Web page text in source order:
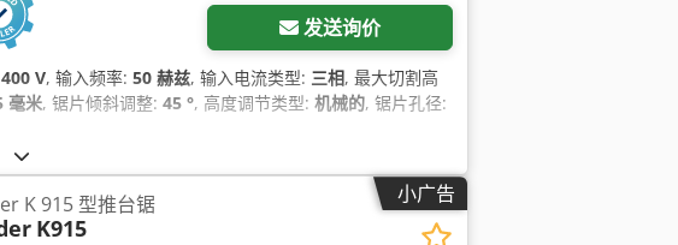
发送询价
400 V, 输入频率: 50 赫兹, 输入电流类型: 三相, 最大切割高
毫米, 锯片倾斜调整: 45 °, 高度调节类型: 机械的, 锯片孔径:
小广告
K 915 型推台锯
K915